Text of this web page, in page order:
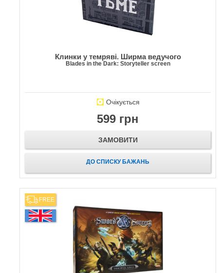
Клинки у темряві. Ширма ведучого
Blades in the Dark: Storyteller screen
Очікується
599 грн
ЗАМОВИТИ
ДО СПИСКУ БАЖАНЬ
FREE